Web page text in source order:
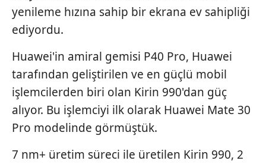
yenileme hızına sahip bir ekrana ev sahipliği
ediyordu.
Huawei'in amiral gemisi P40 Pro, Huawei
tarafından geliştirilen ve en güçlü mobil
işlemcilerden biri olan Kirin 990'dan güç
alıyor. Bu işlemciyi ilk olarak Huawei Mate 30
Pro modelinde görmüştük.
7 nm+ üretim süreci ile üretilen Kirin 990, 2